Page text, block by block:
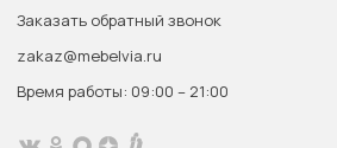
Заказать обратный звонок
zakaz@mebelvia.ru
Время работы: 09:00 – 21:00